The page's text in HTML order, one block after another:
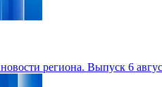
региона. Выпуск 6